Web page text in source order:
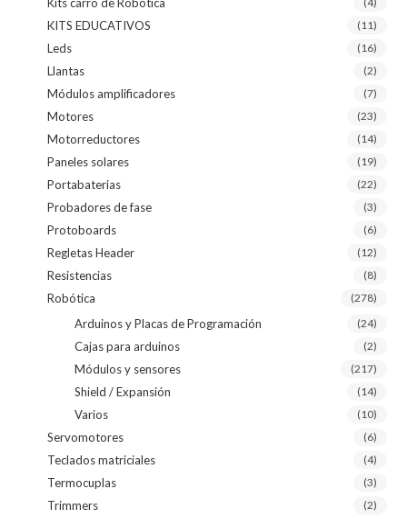
KITS EDUCATIVOS (11)
Leds (16)
Llantas (2)
Módulos amplificadores (7)
Motores (23)
Motorreductores (14)
Paneles solares (19)
Portabaterias (22)
Probadores de fase (3)
Protoboards (6)
Regletas Header (12)
Resistencias (8)
Robótica (278)
Arduinos y Placas de Programación (24)
Cajas para arduinos (2)
Módulos y sensores (217)
Shield / Expansión (14)
Varios (10)
Servomotores (6)
Teclados matriciales (4)
Termocuplas (3)
Trimmers (2)